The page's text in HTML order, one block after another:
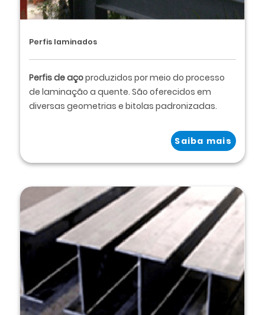
Perfis laminados
Perfis de açoproduzidos por meio do processo
de laminação a quente. São oferecidos em
diversas geometrias e bitolas padronizadas.
Saiba mais